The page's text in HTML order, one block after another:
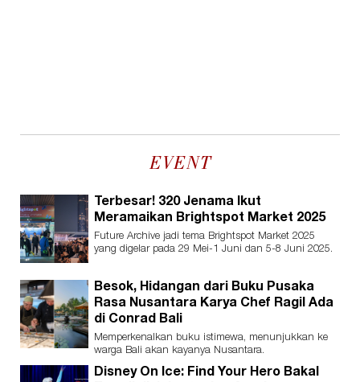
EVENT
Terbesar! 320 Jenama Ikut
Meramaikan Brightspot Market 2025
Future Archive jadi tema Brightspot Market 2025
yang digelar pada 29 Mei-1 Juni dan 5-8 Juni 2025.
Besok, Hidangan dari Buku Pusaka
Rasa Nusantara Karya Chef Ragil Ada
di Conrad Bali
Memperkenalkan buku istimewa, menunjukkan ke
warga Bali akan kayanya Nusantara.
Disney On Ice: Find Your Hero Bakal